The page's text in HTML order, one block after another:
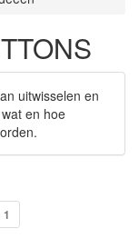
uitwisselen en
en hoe
1